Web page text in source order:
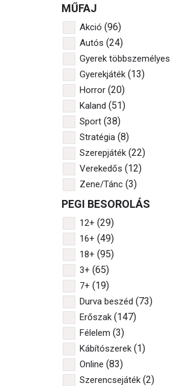
MŰFAJ
Akció (96)
Autós (24)
Gyerek többszemélyes
Gyerekjáték (13)
Horror (20)
Kaland (51)
Sport (38)
Stratégia (8)
Szerepjáték (22)
Verekedős (12)
Zene/Tánc (3)
PEGI BESOROLÁS
12+ (29)
16+ (49)
18+ (95)
3+ (65)
7+ (19)
Durva beszéd (73)
Erőszak (147)
Félelem (3)
Kábítószerek (1)
Online (83)
Szerencsejáték (2)